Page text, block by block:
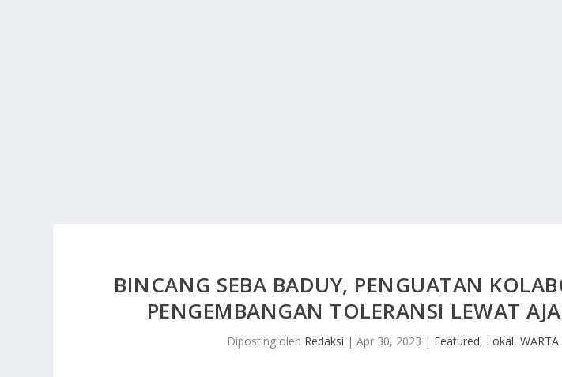
BINCANG SEBA BADUY, PENGUATAN
PENGEMBANGAN TOLERANSI LEWAT
Diposting oleh Redaksi |Apr 30, 2023 | Featured, Lokal,WARTA